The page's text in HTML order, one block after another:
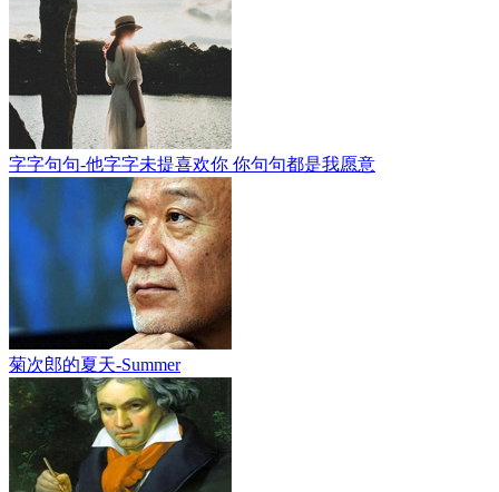
字字句句-他字字未提喜欢你 你句句都是我愿意
菊次郎的夏天-Summer